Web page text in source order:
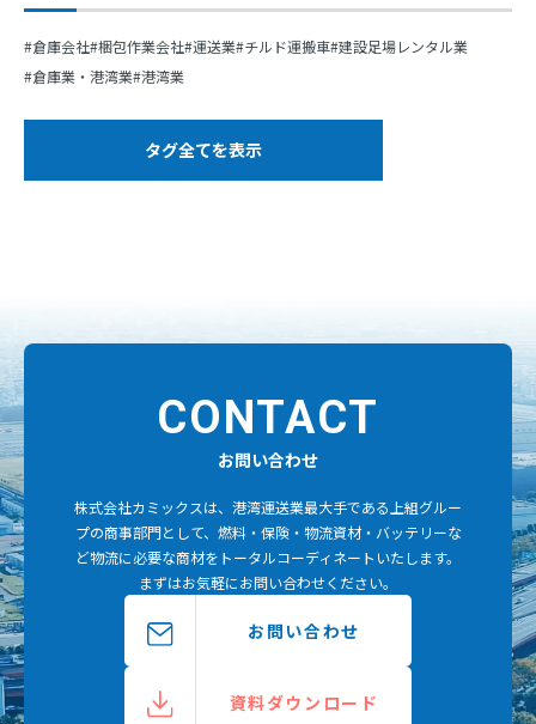
倉庫会社 梱包作業会社 運送業 チルド運搬車 建設足場レンタル業
倉庫業・港湾業 港湾業
タグ全てを表示
CONTACT
お問い合わせ
株式会社カミックスは、港湾運送業最大手である上組グルー
プの商事部門として、燃料・保険・物流資材・バッテリーな
ど物流に必要な商材をトータルコーディネートいたします。
まずはお気軽にお問い合わせください。
お問い合わせ
資料ダウンロード